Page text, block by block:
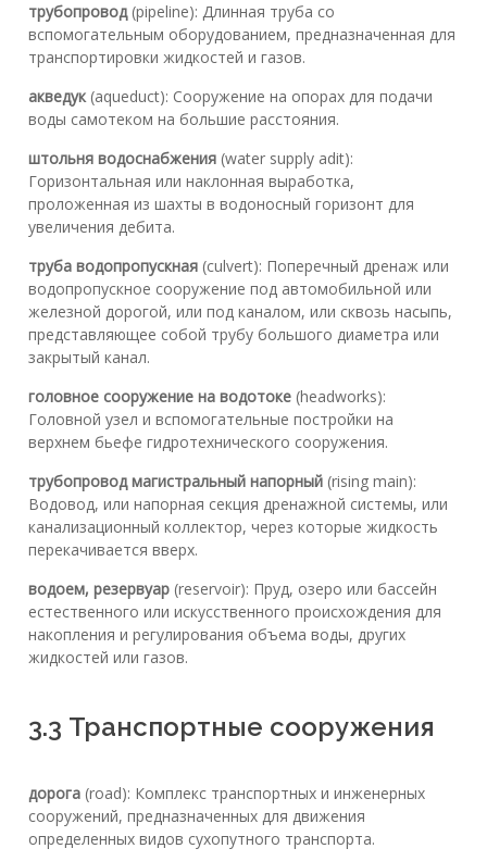
трубопровод(pipeline): Длинная труба со
вспомогательным оборудованием, предназначенная для
транспортировки жидкостей и газов.
акведук(aqueduct): Сооружение на опорах для подачи
воды самотеком на большие расстояния.
штольня водоснабжения (water supply adit):
Горизонтальная или наклонная выработка,
проложенная из шахты в водоносный горизонт для
увеличения дебита.
труба водопропускная (culvert): Поперечный дренаж или
водопропускное сооружение под автомобильной или
железной дорогой, или под каналом, или сквозь насыпь,
представляющее собой трубу большого диаметра или
закрытый канал.
головное сооружение на водотоке (headworks):
Головной узел и вспомогательные постройки на
верхнем бьефе гидротехнического сооружения.
трубопровод магистральный напорный (rising main):
Водовод, или напорная секция дренажной системы, или
канализационный коллектор, через которые жидкость
перекачивается вверх.
водоем, резервуар (reservoir): Пруд, озеро или бассейн
естественного или искусственного происхождения для
накопления и регулирования объема воды, других
жидкостей или газов.
3.3 Транспортные сооружения
дорога (road): Комплекс транспортных и инженерных
сооружений, предназначенных для движения
определенных видов сухопутного транспорта.